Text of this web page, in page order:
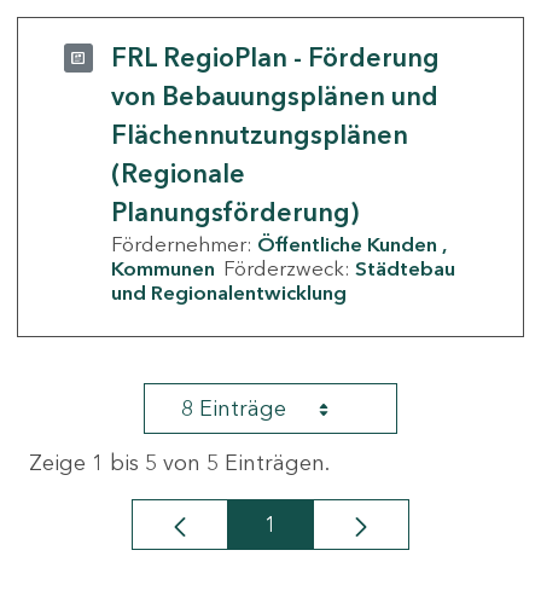
FRL RegioPlan - Förderung
von Bebauungsplänen und
Flächennutzungsplänen
(Regionale
Planungsförderung)
Fördernehmer: Öffentliche Kunden
Kommunen Förderzweck: Städtebau
und Regionalentwicklung
8 Einträge
Zeige 1 bis 5 von 5 Einträgen.
Seite
1